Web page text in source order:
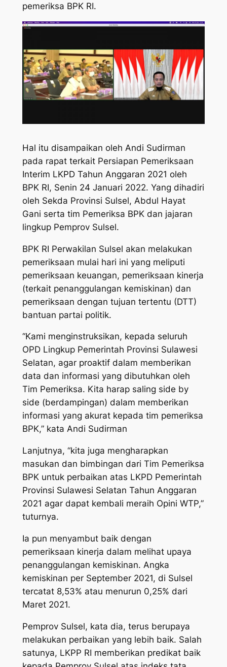
pemeriksa BPK RI.
Hal itu disampaikan oleh Andi Sudirman
pada rapat terkait Persiapan Pemeriksaan
Interim LKPD Tahun Anggaran 2021 oleh
BPK RI, Senin 24 Januari 2022. Yang dihadiri
oleh Sekda Provinsi Sulsel, Abdul Hayat
Gani serta tim Pemeriksa BPK dan jajaran
lingkup Pemprov Sulsel.
BPK RI Perwakilan Sulsel akan melakukan
pemeriksaan mulai hari ini yang meliputi
pemeriksaan keuangan, pemeriksaan kinerja
(terkait penanggulangan kemiskinan) dan
pemeriksaan dengan tujuan tertentu (DTT)
bantuan partai politik.
“Kami menginstruksikan, kepada seluruh
OPD Lingkup Pemerintah Provinsi Sulawesi
Selatan, agar proaktif dalam memberikan
data dan informasi yang dibutuhkan oleh
Tim Pemeriksa. Kita harap saling side by
side (berdampingan) dalam memberikan
informasi yang akurat kepada tim pemeriksa
BPK,” kata Andi Sudirman
Lanjutnya, “kita juga mengharapkan
masukan dan bimbingan dari Tim Pemeriksa
BPK untuk perbaikan atas LKPD Pemerintah
Provinsi Sulawesi Selatan Tahun Anggaran
2021 agar dapat kembali meraih Opini WTP,”
tuturnya.
Ia pun menyambut baik dengan
pemeriksaan kinerja dalam melihat upaya
penanggulangan kemiskinan. Angka
kemiskinan per September 2021, di Sulsel
tercatat 8,53% atau menurun 0,25% dari
Maret 2021.
Pemprov Sulsel, kata dia, terus berupaya
melakukan perbaikan yang lebih baik. Salah
satunya, LKPP RI memberikan predikat baik